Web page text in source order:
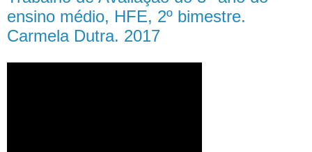
ensino médio, HFE, 2º bimestre.
Carmela Dutra. 2017